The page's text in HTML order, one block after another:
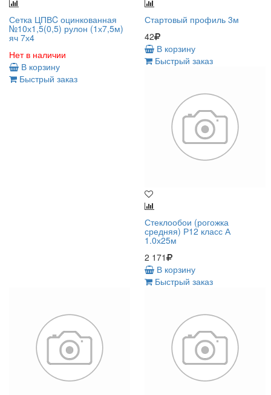
Сетка ЦПВC оцинкованная
№10х1,5(0,5) рулон (1х7,5м)
яч 7х4
Нет в наличии
В корзину
Быстрый заказ
Стартовый профиль 3м
42
В корзину
Быстрый заказ
Стеклообои (рогожка
средняя) Р12 класс А
1.0х25м
2 171
В корзину
Быстрый заказ